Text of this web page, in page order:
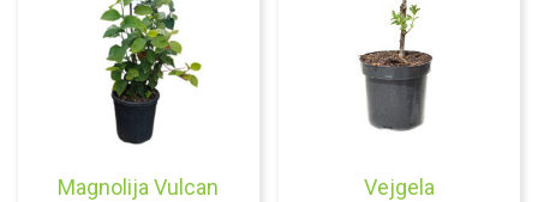
Magnolija Vulcan Vejgela